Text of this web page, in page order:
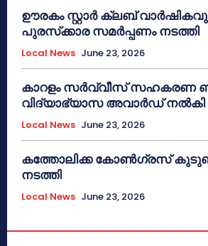
ഊരകം സ്റ്റാർ ക്ലബ്
പുരസ്‌ക്കാര സമർപ്പണം നടത്തി
Local News June 23, 2026
കാറളം സർവ്വീസ് സഹകരണ
വിദ്യാഭ്യാസ അവാർഡ് നൽകി
Local News June 23, 2026
കത്തോലിക്ക കോൺഗ്രസ്
നടത്തി
Local News June 23, 2026